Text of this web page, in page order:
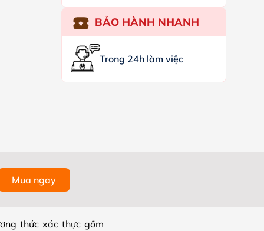
BẢO HÀNH NHANH
Trong 24h làm việc
Mua ngay
thức xác thực gồm